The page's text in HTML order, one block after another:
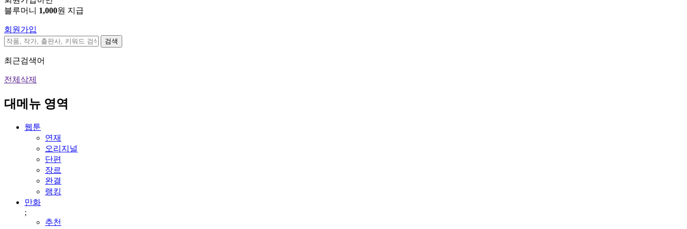
블루머니 1,000원 지급
회원가입
검색
최근검색어
전체삭제
대메뉴 영역
웹툰
연재
오리지널
단편
장르
완결
랭킹
만화
;
추천